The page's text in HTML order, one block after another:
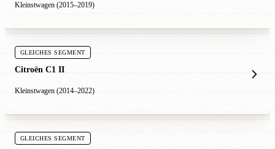
Kleinstwagen (2015–2019)
GLEICHES SEGMENT
Citroën C1 II
Kleinstwagen (2014–2022)
GLEICHES SEGMENT